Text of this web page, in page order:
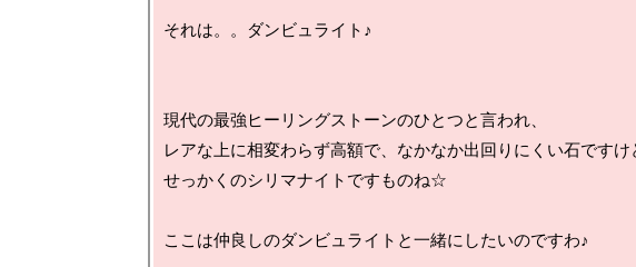
それは。。ダンビュライト♪
現代の最強ヒーリングストーンのひとつと言われ、
レアな上に相変わらず高額で、なかなか出回りにくい石ですけ
せっかくのシリマナイトですものね☆
ここは仲良しのダンビュライトと一緒にしたいのですわ♪